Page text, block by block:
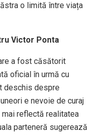
o limită între viața
Victor Ponta
a fost căsătorit
oficial în urmă cu
deschis despre
e nevoie de curaj
mai reflectă realitatea
parteneră sugerează